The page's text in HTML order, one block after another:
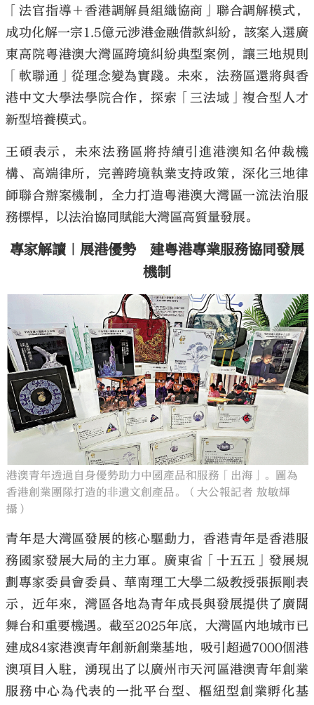
「法官指導＋香港調解員組織協商」聯合調解模式，
成功化解一宗1.5億元涉港金融借款糾紛，該案入選廣
東高院粵港澳大灣區跨境糾紛典型案例，讓三地規則
「軟聯通」從理念變為實踐。未來，法務區還將與香
港中文大學法學院合作，探索「三法域」複合型人才
新型培養模式。
王碩表示，未來法務區將持續引進港澳知名仲裁機
構、高端律所，完善跨境執業支持政策，深化三地律
師聯合辦案機制，全力打造粵港澳大灣區一流法治服
務標桿，以法治協同賦能大灣區高質量發展。
專家解讀｜展港優勢 建粵港專業服務協同發展
機制
港澳青年透過自身優勢助力中國產品和服務「出海」。圖為
香港創業團隊打造的非遺文創產品。（大公報記者 敖敏輝
攝）
青年是大灣區發展的核心驅動力，香港青年是香港服
務國家發展大局的主力軍。廣東省「十五五」發展規
劃專家委員會委員、華南理工大學二級教授張振剛表
示，近年來，灣區各地為青年成長與發展提供了廣闊
舞台和重要機遇。截至2025年底，大灣區內地城市已
建成84家港澳青年創新創業基地，吸引超過7000個港
澳項目入駐，湧現出了以廣州市天河區港澳青年創業
服務中心為代表的一批平台型、樞紐型創業孵化基